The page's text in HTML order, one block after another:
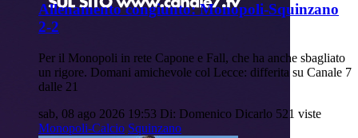
Allenamento congiunto: Monopoli-Squinzano
2-2
Per il Monopoli in rete Capone e Fall, che ha anche sbagliato
un rigore. Domani amichevole col Lecce: differita su Canale 7
dalle 21
sab, 08 ago 2026 19:53 Di: Domenico Dicarlo 521 viste
Monopoli-Calcio Squinzano